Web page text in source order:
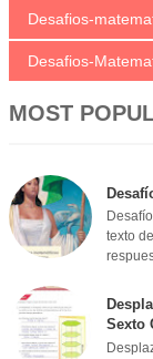
Desafios-
Desafios-
MOST
texto
Sexto